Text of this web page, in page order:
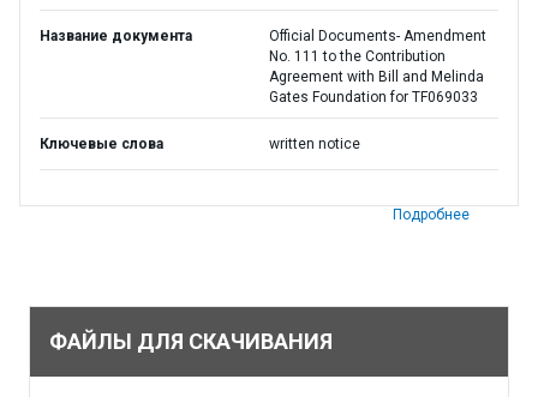
Название документа
Official Documents- Amendment
No. 111 to the Contribution
Agreement with Bill and Melinda
Gates Foundation for TF069033
Ключевые слова written notice
Подробнее
ФАЙЛЫ ДЛЯ СКАЧИВАНИЯ